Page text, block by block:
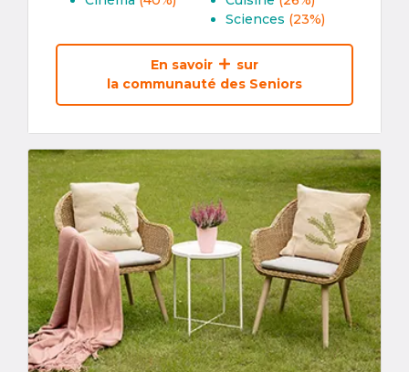
Sciences (23%)
En savoir
sur
la communauté des Seniors